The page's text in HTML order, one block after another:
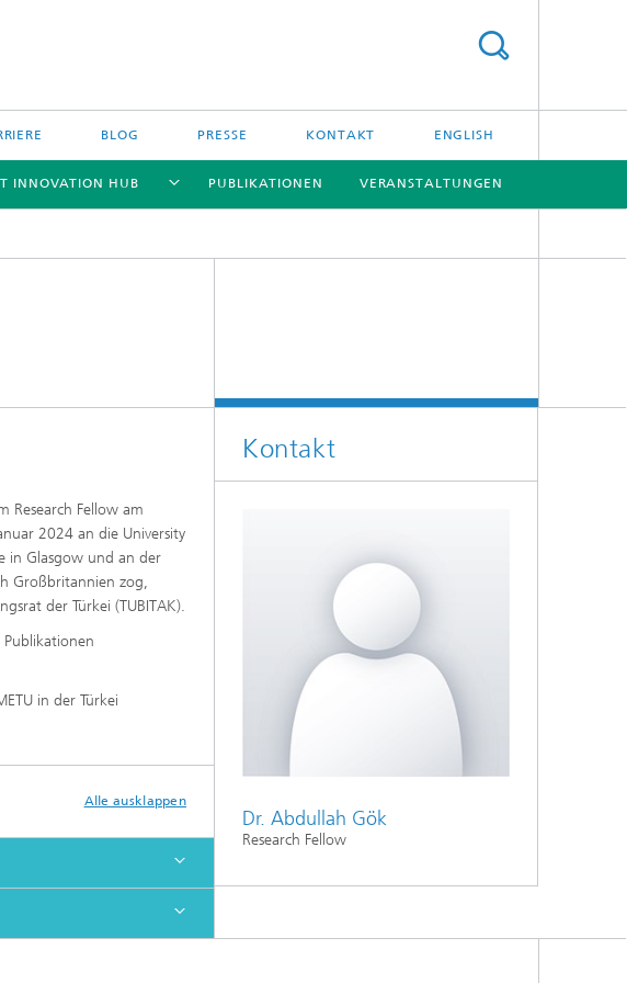
BLOG PRESSE KONTAKT ENGLISH
INNOVATION HUB PUBLIKATIONEN VERANSTALTUNGEN
Research Fellow am
2024 an die University
in Glasgow und an der
Großbritannien zog,
der Türkei (TUBITAK).
Publikationen
in der Türkei
Alle ausklappen
Kontakt
Dr. Abdullah Gök
Research Fellow